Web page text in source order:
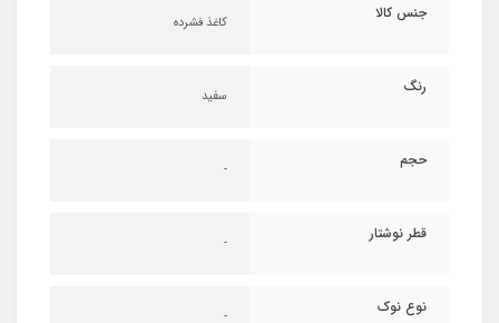
جنس کالا کاغذ فشرده
رنگ سفید
حجم -
قطر نوشتار -
نوع نوک -